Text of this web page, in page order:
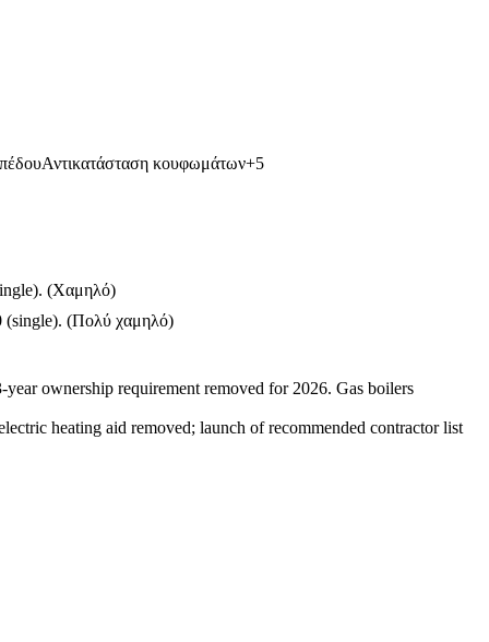
Αντικατάσταση κουφωμάτων+5
(Χαμηλό)
(single). (Πολύ χαμηλό)
ownership requirement removed for 2026. Gas boilers
heating aid removed; launch of recommended contractor list